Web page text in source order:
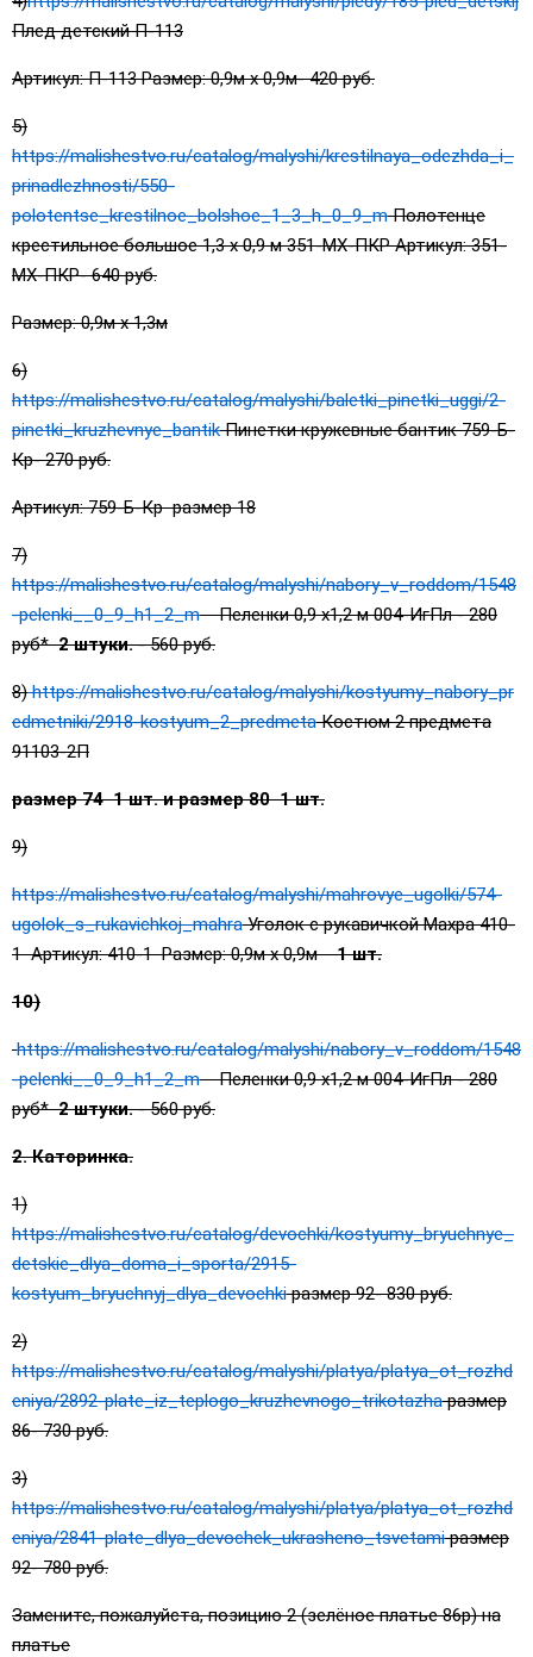
Плед детский П-113
Артикул: П-113 Размер: 0,9м х 0,9м- 420 руб.
5)
https://malishestvo.ru/catalog/malyshi/krestilnaya_odezhda_i_
prinadlezhnosti/550-
polotentse_krestilnoe_bolshoe_1_3_h_0_9_mПолотенце
крестильное большое 1,3 х 0,9 м 351-МХ-ПКР Артикул: 351-
МХ-ПКР- 640 руб.
Размер: 0,9м х 1,3м
6)
https://malishestvo.ru/catalog/malyshi/baletki_pinetki_uggi/2-
pinetki_kruzhevnye_bantikПинетки кружевные бантик 759-Б-
Кр- 270 руб.
Артикул: 759-Б-Кр размер 18
7)
https://malishestvo.ru/catalog/malyshi/nabory_v_roddom/1548
-pelenki__0_9_h1_2_mПеленки 0,9 х1,2 м 004-ИгПл - 280
руб*2 штуки.- 560 руб.
8)https://malishestvo.ru/catalog/malyshi/kostyumy_nabory_pr
edmetniki/2918-kostyum_2_predmetaКостюм 2 предмета
91103-2П
размер 74 1 шт. и размер 80 1 шт.
9)
https://malishestvo.ru/catalog/malyshi/mahrovye_ugolki/574-
ugolok_s_rukavichkoj_mahraУголок с рукавичкой Махра 410-
1 Артикул: 410-1 Размер: 0,9м х 0,9м1 шт.
10)
https://malishestvo.ru/catalog/malyshi/nabory_v_roddom/1548
-pelenki__0_9_h1_2_mПеленки 0,9 х1,2 м 004-ИгПл - 280
руб*2 штуки.- 560 руб.
2. Каторинка.
1)
https://malishestvo.ru/catalog/devochki/kostyumy_bryuchnye_
detskie_dlya_doma_i_sporta/2915-
kostyum_bryuchnyj_dlya_devochkiразмер 92- 830 руб.
2)
https://malishestvo.ru/catalog/malyshi/platya/platya_ot_rozhd
eniya/2892-plate_iz_teplogo_kruzhevnogo_trikotazhaразмер
86- 730 руб.
3)
https://malishestvo.ru/catalog/malyshi/platya/platya_ot_rozhd
eniya/2841-plate_dlya_devochek_ukrasheno_tsvetamiразмер
92- 780 руб.
Замените, пожалуйста, позицию 2 (зелёное платье 86р) на
платье